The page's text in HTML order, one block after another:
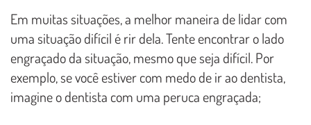
Em muitas situações, a melhor maneira de lidar com
uma situação difícil é rir dela. Tente encontrar o lado
engraçado da situação, mesmo que seja difícil. Por
exemplo, se você estiver com medo de ir ao dentista,
imagine o dentista com uma peruca engraçada;